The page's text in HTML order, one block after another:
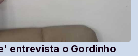
entrevista o Gordinho